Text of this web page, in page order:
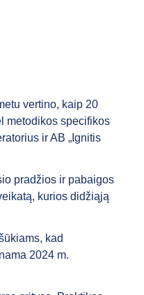
vertino, kaip 20
metodikos specifikos
ir AB „Ignitis
pradžios ir pabaigos
kurios didžiąją
kad
2024 m.